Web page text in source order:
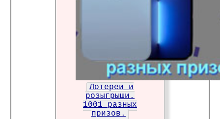
Лотереи и
розыгрыши.
1001 разных
призов.